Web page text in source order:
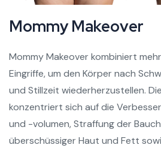
Mommy Makeover
Mommy Makeover kombiniert
Eingriffe, um den Körper nach
und Stillzeit wiederherzustellen.
konzentriert sich auf die
und -volumen, Straffung der
überschüssiger Haut und Fett